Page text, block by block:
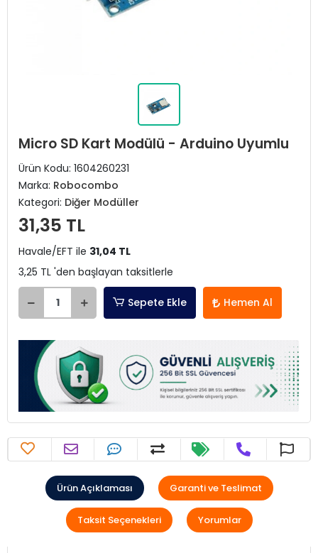
Micro SD Kart Modülü - Arduino Uyumlu
Ürün Kodu: 1604260231
Marka: Robocombo
Kategori: Diğer Modüller
31,35 TL
Havale/EFT ile 31,04 TL
3,25 TL 'den başlayan taksitlerle
Sepete Ekle Hemen Al
Ürün Açıklaması Garanti ve Teslimat
Taksit Seçenekleri Yorumlar